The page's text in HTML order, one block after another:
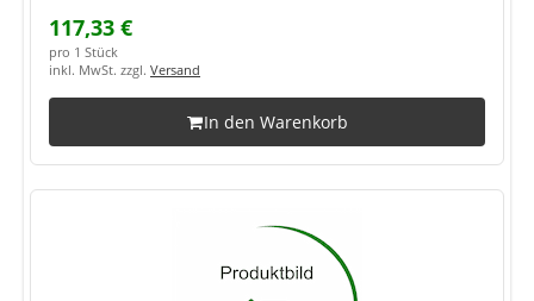
117,33 €
pro 1 Stück
inkl. MwSt. zzgl. Versand
In den Warenkorb